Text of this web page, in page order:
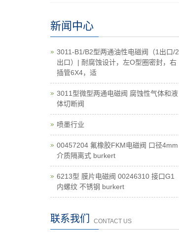
新闻中心
3011-B1/B2型两通油性电磁阀（1出口/2
出口）| 耐腐蚀设计，左O型圈密封，右
插管6X4，适
3011型微型两通电磁阀 腐蚀性气体和液
体切断阀
喷墨行业
00457204 氟橡胶FKM电磁阀 口径4mm
介质隔离式 burkert
6213型 膜片电磁阀 00246310 接口G1
内螺纹 不锈钢 burkert
联系我们 CONTACT US